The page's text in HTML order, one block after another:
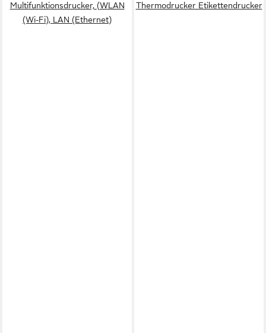
Multifunktionsdrucker, (WLAN
(Wi-Fi), LAN (Ethernet)
Thermodrucker Etikettendrucker